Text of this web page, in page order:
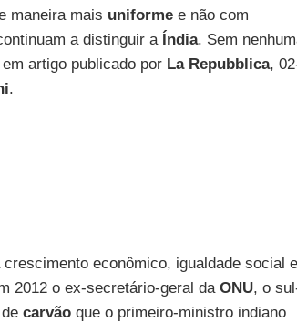
maneira mais uniformee não com
a distinguir a Índia. Sem
em artigo publicado por La Repubblica,
.
econômico, igualdade social e
2012 o ex-secretário-geral da ONU, o
carvãoque o primeiro-ministro indiano